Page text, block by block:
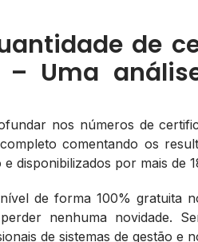
de
Uma
nos números de
comentando os
disponibilizados por mais de
de forma 100% gratuita
nenhuma novidade.
de sistemas de gestão e